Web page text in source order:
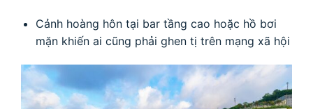
Cảnh hoàng hôn tại bar tầng cao hoặc hồ bơi
mặn khiến ai cũng phải ghen tị trên mạng xã hội